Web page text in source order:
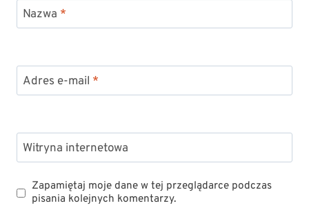
Nazwa *
Adres e-mail *
Witryna internetowa
Zapamiętaj moje dane w tej przeglądarce podczas
pisania kolejnych komentarzy.